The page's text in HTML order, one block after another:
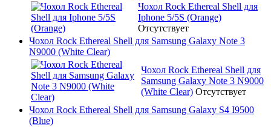
Чохол Rock Ethereal Shell для
Iphone 5/5S (Orange)
Отсутствует
Чохол Rock Ethereal Shell для Samsung Galaxy Note 3
N9000 (White Clear)
Чохол Rock Ethereal Shell для
Samsung Galaxy Note 3 N9000
(White Clear) Отсутствует
Чохол Rock Ethereal Shell для Samsung Galaxy S4 I9500
(Blue)